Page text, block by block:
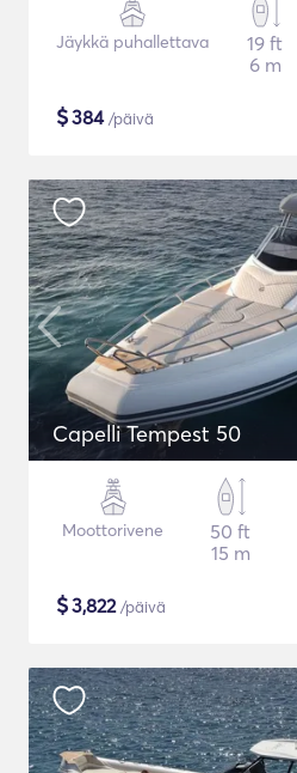
Jäykkä puhallettava
19 ft
6 m
$384/päivä
Capelli Tempest 50
Moottorivene
50 ft
15 m
$3,822/päivä